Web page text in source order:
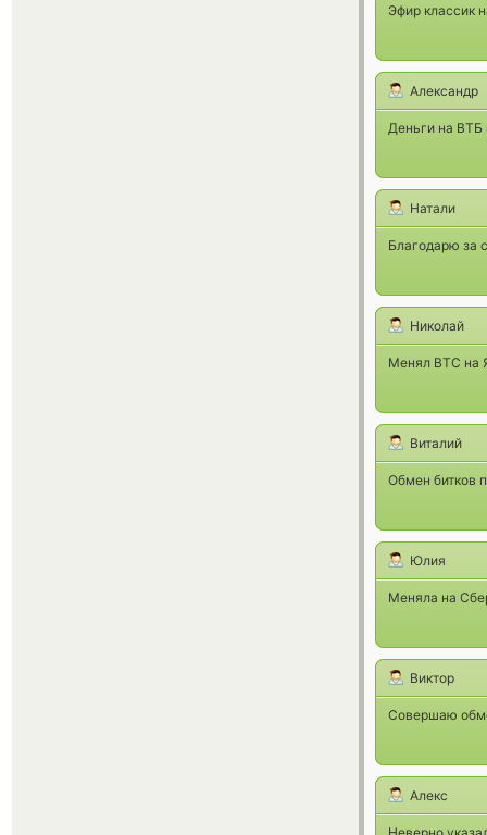
Эфир классик
Александр
Деньги на
Натали
Благодарю за
Николай
Менял ВТС на
Виталий
Обмен битков
Юлия
Меняла на
Виктор
Совершаю
Алекс